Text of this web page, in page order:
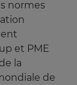
normes
et PME
la
de